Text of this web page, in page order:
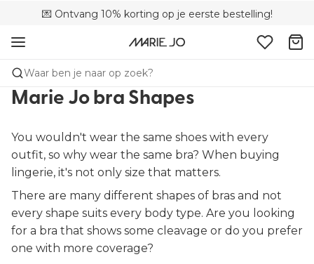
💌 Ontvang 10% korting op je eerste bestelling!
🚚 Gratis bezorging boven €90
🌍 Verkocht in 353 boetieks in België
Waar ben je naar op zoek?
Marie Jo bra Shapes
You wouldn't wear the same shoes with every
outfit, so why wear the same bra? When buying
lingerie, it's not only size that matters.
There are many different shapes of bras and not
every shape suits every body type. Are you looking
for a bra that shows some cleavage or do you prefer
one with more coverage?